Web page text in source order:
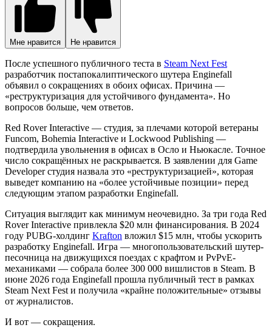
Мне нравится Не нравится
После успешного публичного теста в Steam Next Fest
разработчик постапокалиптического шутера Enginefall
объявил о сокращениях в обоих офисах. Причина —
«реструктуризация для устойчивого фундамента». Но
вопросов больше, чем ответов.
Red Rover Interactive — студия, за плечами которой ветераны
Funcom, Bohemia Interactive и Lockwood Publishing —
подтвердила увольнения в офисах в Осло и Ньюкасле. Точное
число сокращённых не раскрывается. В заявлении для Game
Developer студия назвала это «реструктуризацией», которая
выведет компанию на «более устойчивые позиции» перед
следующим этапом разработки Enginefall.
Ситуация выглядит как минимум неочевидно. За три года Red
Rover Interactive привлекла $20 млн финансирования. В 2024
году PUBG-холдинг Krafton вложил $15 млн, чтобы ускорить
разработку Enginefall. Игра — многопользовательский шутер-
песочница на движущихся поездах с крафтом и PvPvE-
механиками — собрала более 300 000 вишлистов в Steam. В
июне 2026 года Enginefall прошла публичный тест в рамках
Steam Next Fest и получила «крайне положительные» отзывы
от журналистов.
И вот — сокращения.